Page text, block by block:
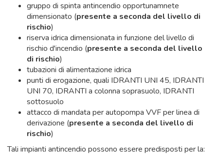
gruppo di spinta antincendio opportunamnete
dimensionato (presente a seconda del livello di
rischio)
riserva idrica dimensionata in funzione del livello di
rischio d'incendio (presente a seconda del livello
di rischio)
tubazioni di alimentazione idrica
punti di erogazione, quali IDRANTI UNI 45, IDRANTI
UNI 70, IDRANTI a colonna soprasuolo, IDRANTI
sottosuolo
attacco di mandata per autopompa VVF per linea di
derivazione (presente a seconda del livello di
rischio)
Tali impianti antincendio possono essere predisposti per la: